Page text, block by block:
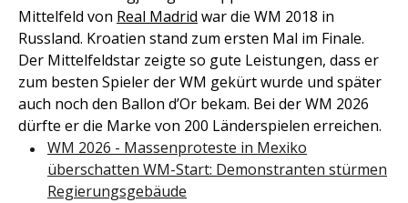
Mittelfeld von Real Madrid war die WM 2018 in
Russland. Kroatien stand zum ersten Mal im Finale.
Der Mittelfeldstar zeigte so gute Leistungen, dass er
zum besten Spieler der WM gekürt wurde und später
auch noch den Ballon d’Or bekam. Bei der WM 2026
dürfte er die Marke von 200 Länderspielen erreichen.
WM 2026 - Massenproteste in Mexiko
überschatten WM-Start: Demonstranten stürmen
Regierungsgebäude